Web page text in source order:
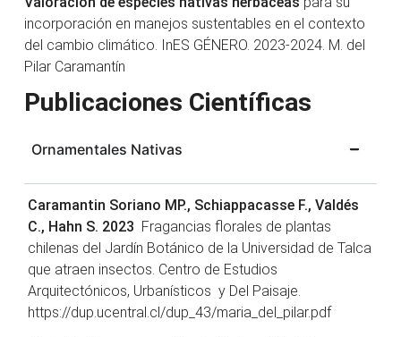
incorporación en manejos sustentables en el contexto
del cambio climático. InES GÉNERO. 2023-2024. M. del
Pilar Caramantín
Publicaciones Científicas
Ornamentales Nativas
Caramantin Soriano MP., Schiappacasse F., Valdés
C., Hahn S. 2023 Fragancias florales de plantas
chilenas del Jardín Botánico de la Universidad de Talca
que atraen insectos. Centro de Estudios
Arquitectónicos, Urbanísticos y Del Paisaje.
https://dup.ucentral.cl/dup_43/maria_del_pilar.pdf